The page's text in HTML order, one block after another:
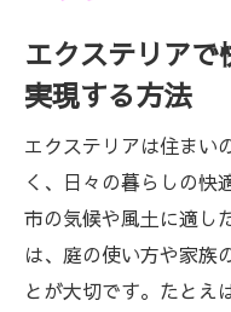
理想のガーデン
エクステリ
せない理由
失敗しない
イント
ガーデンの
の選定基準
エクステリアで
実現する方法
エクステリアは住まい
く、日々の暮らしの快
市の気候や風土に適し
は、庭の使い方や家族
とが大切です。たとえ